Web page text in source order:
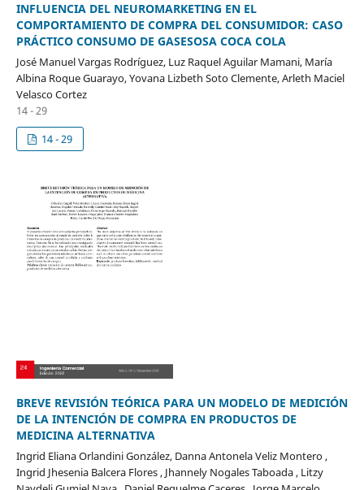
INFLUENCIA DEL NEUROMARKETING EN EL
COMPORTAMIENTO DE COMPRA DEL CONSUMIDOR: CASO
PRÁCTICO CONSUMO DE GASESOSA COCA COLA
José Manuel Vargas Rodríguez, Luz Raquel Aguilar Mamani, María
Albina Roque Guarayo, Yovana Lizbeth Soto Clemente, Arleth Maciel
Velasco Cortez
14 - 29
14 - 29
BREVE REVISIÓN TEÓRICA PARA UN MODELO DE MEDICIÓN
DE LA INTENCIÓN DE COMPRA EN PRODUCTOS DE
MEDICINA ALTERNATIVA
Ingrid Eliana Orlandini González, Danna Antonela Veliz Montero ,
Ingrid Jhesenia Balcera Flores , Jhannely Nogales Taboada , Litzy